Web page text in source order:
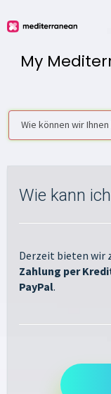
My
Wie kann
Derzeit bieten wir
Zahlung per
PayPal.